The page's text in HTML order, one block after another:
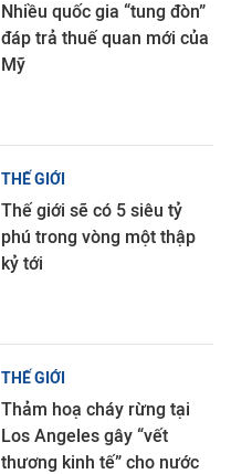
Nhiều quốc gia “tung đòn”
đáp trả thuế quan mới của
Mỹ
THẾ GIỚI
Thế giới sẽ có 5 siêu tỷ
phú trong vòng một thập
kỷ tới
THẾ GIỚI
Thảm hoạ cháy rừng tại
Los Angeles gây “vết
thương kinh tế” cho nước